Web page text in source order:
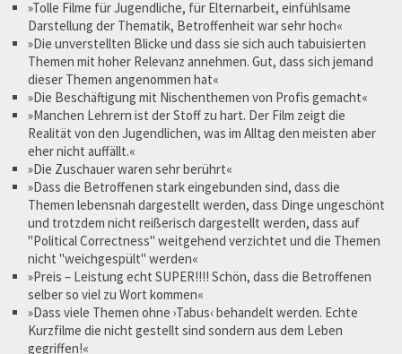
»Tolle Filme für Jugendliche, für Elternarbeit, einfühlsame
Darstellung der Thematik, Betroffenheit war sehr hoch«
»Die unverstellten Blicke und dass sie sich auch tabuisierten
Themen mit hoher Relevanz annehmen. Gut, dass sich jemand
dieser Themen angenommen hat«
»Die Beschäftigung mit Nischenthemen von Profis gemacht«
»Manchen Lehrern ist der Stoff zu hart. Der Film zeigt die
Realität von den Jugendlichen, was im Alltag den meisten aber
eher nicht auffällt.«
»Die Zuschauer waren sehr berührt«
»Dass die Betroffenen stark eingebunden sind, dass die
Themen lebensnah dargestellt werden, dass Dinge ungeschönt
und trotzdem nicht reißerisch dargestellt werden, dass auf
"Political Correctness" weitgehend verzichtet und die Themen
nicht "weichgespült" werden«
»Preis – Leistung echt SUPER!!!! Schön, dass die Betroffenen
selber so viel zu Wort kommen«
»Dass viele Themen ohne ›Tabus‹ behandelt werden. Echte
Kurzfilme die nicht gestellt sind sondern aus dem Leben
gegriffen!«